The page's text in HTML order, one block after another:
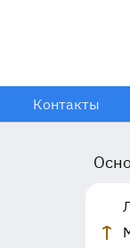
Контакты